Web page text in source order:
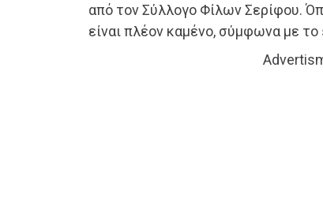
από τον Σύλλογο Φίλων Σερίφου.
είναι πλέον καμένο, σύμφωνα με